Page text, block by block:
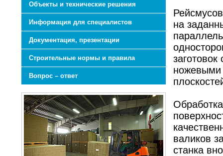
Объекты и технические решения
Информация для специалистов
Документация, презентации
Строительные нормы и правила
Вопрос – ответ
на
ножевыми
валиков
станка